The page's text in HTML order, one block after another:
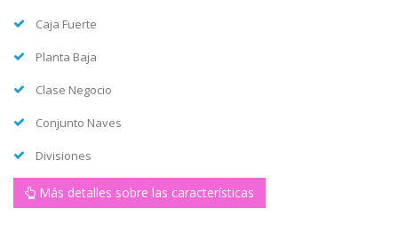
Caja Fuerte
Planta Baja
Clase Negocio
Conjunto Naves
Divisiones
Más detalles sobre las características